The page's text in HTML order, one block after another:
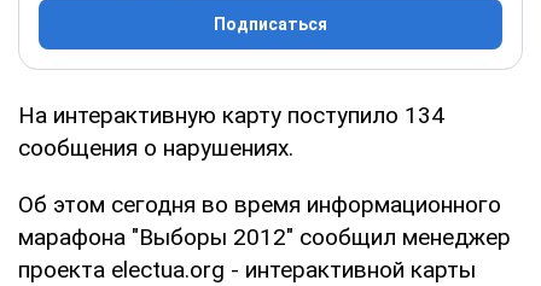
Подписаться
На интерактивную карту поступило 134
сообщения о нарушениях.
Об этом сегодня во время информационного
марафона "Выборы 2012" сообщил менеджер
проекта electua.org - интерактивной карты